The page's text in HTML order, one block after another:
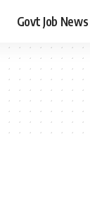
Govt Job News